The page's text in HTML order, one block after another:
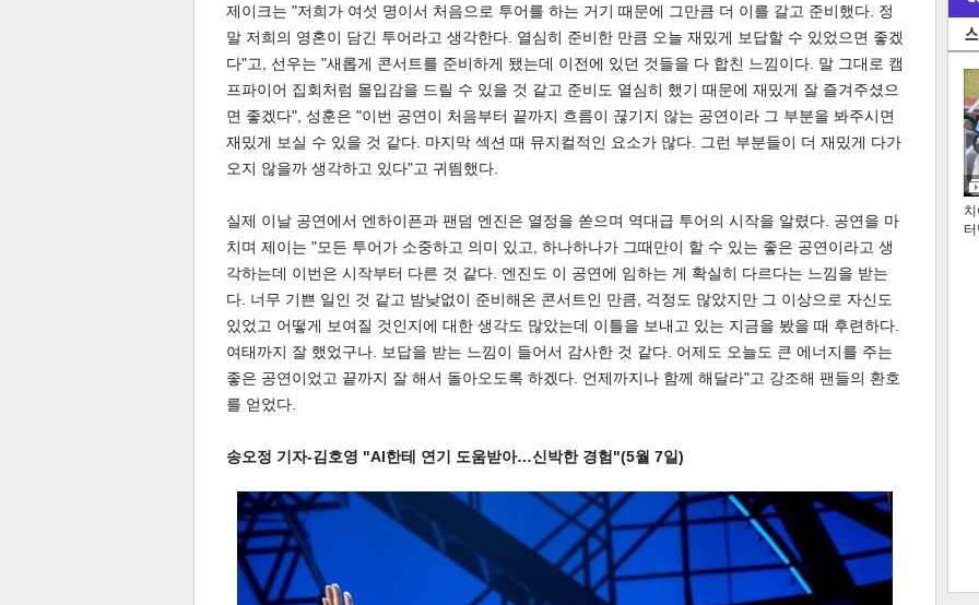
인
스북 터 공 공유
달기 트 크 트 축 하기 보기
제이크는 "저희가 여섯 명이서 처음으로 투어를 하는 거기 때문에 그만큼 더 이를 갈고 준비했다. 정
말 저희의 영혼이 담긴 투어라고 생각한다. 열심히 준비한 만큼 오늘 재밌게 보답할 수 있었으면 좋겠
다"고, 선우는 "새롭게 콘서트를 준비하게 됐는데 이전에 있던 것들을 다 합친 느낌이다. 말 그대로 캠
프파이어 집회처럼 몰입감을 드릴 수 있을 것 같고 준비도 열심히 했기 때문에 재밌게 잘 즐겨주셨으
면 좋겠다", 성훈은 "이번 공연이 처음부터 끝까지 흐름이 끊기지 않는 공연이라 그 부분을 봐주시면
재밌게 보실 수 있을 것 같다. 마지막 섹션 때 뮤지컬적인 요소가 많다. 그런 부분들이 더 재밌게 다가
오지 않을까 생각하고 있다"고 귀띔했다.
실제 이날 공연에서 엔하이픈과 팬덤 엔진은 열정을 쏟으며 역대급 투어의 시작을 알렸다. 공연을 마
치며 제이는 "모든 투어가 소중하고 의미 있고, 하나하나가 그때만이 할 수 있는 좋은 공연이라고 생
각하는데 이번은 시작부터 다른 것 같다. 엔진도 이 공연에 임하는 게 확실히 다르다는 느낌을 받는
다. 너무 기쁜 일인 것 같고 밤낮없이 준비해온 콘서트인 만큼, 걱정도 많았지만 그 이상으로 자신도
있었고 어떻게 보여질 것인지에 대한 생각도 많았는데 이틀을 보내고 있는 지금을 봤을 때 후련하다.
여태까지 잘 했었구나. 보답을 받는 느낌이 들어서 감사한 것 같다. 어제도 오늘도 큰 에너지를 주는
좋은 공연이었고 끝까지 잘 해서 돌아오도록 하겠다. 언제까지나 함께 해달라"고 강조해 팬들의 환호
를 얻었다.
송오정 기자-김호영 "AI한테 연기 도움받아…신박한 경험"(5월 7일)